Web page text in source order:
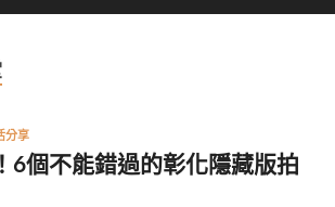
分享
6個不能錯過的彰化隱藏版拍